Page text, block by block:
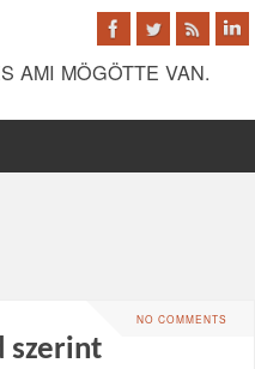
AMI MÖGÖTTE VAN.
NO COMMENTS
szerint